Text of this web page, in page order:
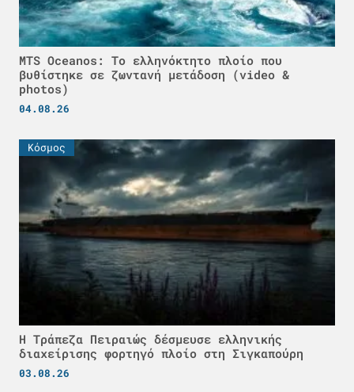
MTS Oceanos: Το ελληνόκτητο πλοίο που
βυθίστηκε σε ζωντανή μετάδοση (video &
photos)
04.08.26
Κόσμος
Η Τράπεζα Πειραιώς δέσμευσε ελληνικής
διαχείρισης φορτηγό πλοίο στη Σιγκαπούρη
03.08.26